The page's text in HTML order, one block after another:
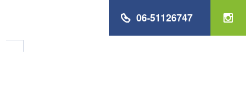
06-51126747